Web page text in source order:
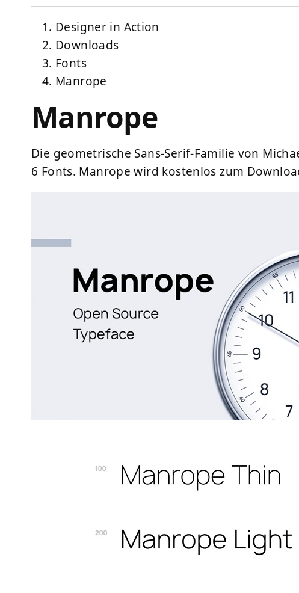
Designer in Action
Downloads
Fonts
Manrope
Manrope
Die geometrische Sans-Serif-Familie von
6 Fonts. Manrope wird kostenlos zum